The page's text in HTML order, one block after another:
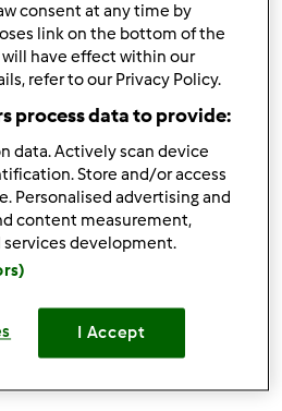
® posiadasz?
consent at any time by
link on the bottom of the
will have effect within our
refer to our Privacy Policy.
process data to provide:
data. Actively scan device
Store and/or access
Personalised advertising and
content measurement,
services development.
I Accept